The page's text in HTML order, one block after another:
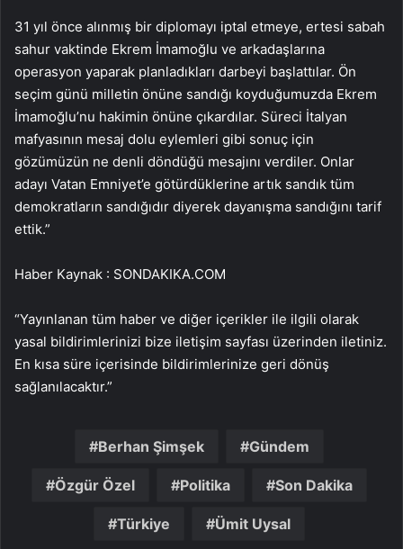
31 yıl önce alınmış bir diplomayı iptal etmeye, ertesi sabah
sahur vaktinde Ekrem İmamoğlu ve arkadaşlarına
operasyon yaparak planladıkları darbeyi başlattılar. Ön
seçim günü milletin önüne sandığı koyduğumuzda Ekrem
İmamoğlu’nu hakimin önüne çıkardılar. Süreci İtalyan
mafyasının mesaj dolu eylemleri gibi sonuç için
gözümüzün ne denli döndüğü mesajını verdiler. Onlar
adayı Vatan Emniyet’e götürdüklerine artık sandık tüm
demokratların sandığıdır diyerek dayanışma sandığını tarif
ettik.”
Haber Kaynak : SONDAKIKA.COM
“Yayınlanan tüm haber ve diğer içerikler ile ilgili olarak
yasal bildirimlerinizi bize iletişim sayfası üzerinden iletiniz.
En kısa süre içerisinde bildirimlerinize geri dönüş
sağlanılacaktır.”
Berhan Şimşek Gündem
Özgür Özel Politika Son Dakika
Türkiye Ümit Uysal